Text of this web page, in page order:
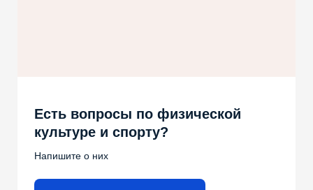
Есть вопросы по физической
культуре и спорту?
Напишите о них